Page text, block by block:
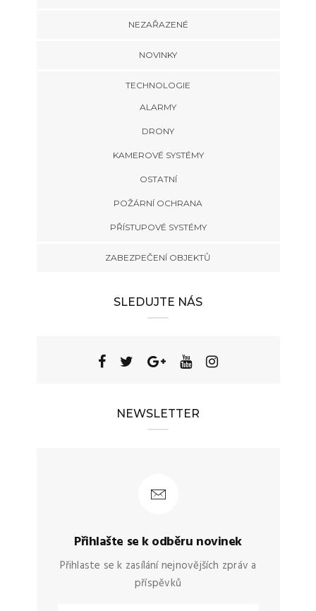
NEZAŘAZENÉ
NOVINKY
TECHNOLOGIE
ALARMY
DRONY
KAMEROVÉ SYSTÉMY
OSTATNÍ
POŽÁRNÍ OCHRANA
PŘÍSTUPOVÉ SYSTÉMY
ZABEZPEČENÍ OBJEKTŮ
SLEDUJTE NÁS
NEWSLETTER
Přihlašte se k odběru novinek
Přihlaste se k zasílání nejnovějších zpráv a
příspěvků